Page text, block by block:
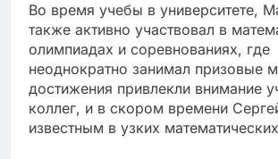
Во время учебы в университете,
также активно участвовал в
олимпиадах и соревнованиях, где
неоднократно занимал призовые
достижения привлекли внимание
коллег, и в скором времени
известным в узких